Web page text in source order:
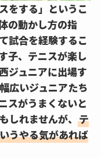
をする」というこ
の動かし方の指
試合を経験するこ
子、テニスが楽し
ジュニアに出場す
広いジュニアたち
スがうまくないと
しれませんが、 テ
うやる気があれば